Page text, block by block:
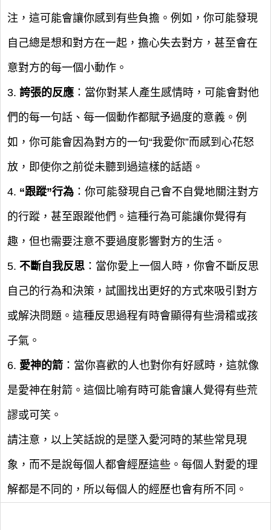
注，這可能會讓你感到有些負擔。例如，你可能發現
自己總是想和對方在一起，擔心失去對方，甚至會在
意對方的每一個小動作。
3. 誇張的反應 ：當你對某人產生感情時，可能會對他
們的每一句話、每一個動作都賦予過度的意義。例
如，你可能會因為對方的一句“我愛你”而感到心花怒
放，即使你之前從未聽到過這樣的話語。
4. “跟蹤”行為 ：你可能發現自己會不自覺地關注對方
的行蹤，甚至跟蹤他們。這種行為可能讓你覺得有
趣，但也需要注意不要過度影響對方的生活。
5. 不斷自我反思 ：當你愛上一個人時，你會不斷反思
自己的行為和決策，試圖找出更好的方式來吸引對方
或解決問題。這種反思過程有時會顯得有些滑稽或孩
子氣。
6. 愛神的箭 ：當你喜歡的人也對你有好感時，這就像
是愛神在射箭。這個比喻有時可能會讓人覺得有些荒
謬或可笑。
請注意，以上笑話說的是墜入愛河時的某些常見現
象，而不是說每個人都會經歷這些。每個人對愛的理
解都是不同的，所以每個人的經歷也會有所不同。